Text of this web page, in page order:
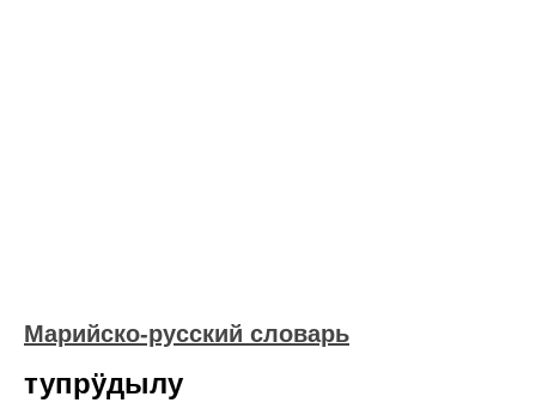
Марийско-русский словарь
тупрӱдылу